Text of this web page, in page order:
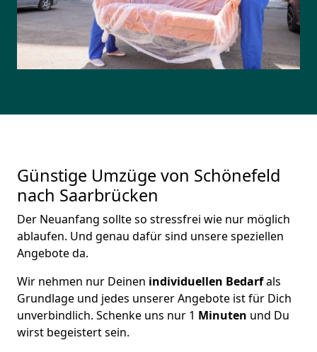
Günstige Umzüge von Schönefeld
nach Saarbrücken
Der Neuanfang sollte so stressfrei wie nur möglich
ablaufen. Und genau dafür sind unsere speziellen
Angebote da.
Wir nehmen nur Deinen individuellen Bedarfals
Grundlage und jedes unserer Angebote ist für Dich
unverbindlich. Schenke uns nur 1 Minuten und Du
wirst begeistert sein.